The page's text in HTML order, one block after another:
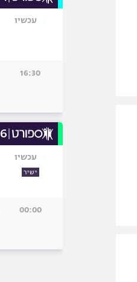
עכשיו
16:30
עכשיו
ישיר
00:00